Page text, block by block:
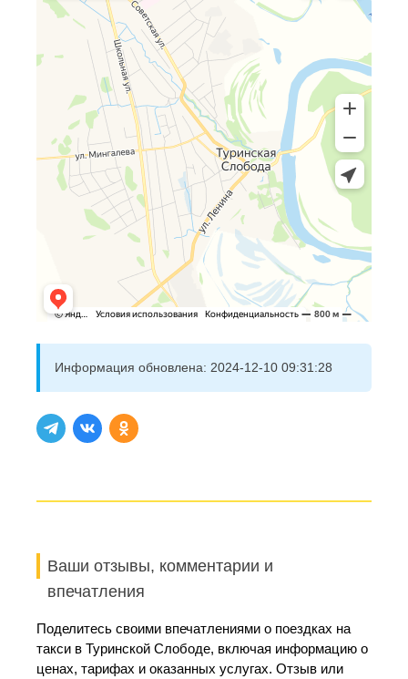
Информация обновлена: 2024-12-10 09:31:28
Ваши отзывы, комментарии и
впечатления
Поделитесь своими впечатлениями о поездках на
такси в Туринской Слободе, включая информацию о
ценах, тарифах и оказанных услугах. Отзыв или